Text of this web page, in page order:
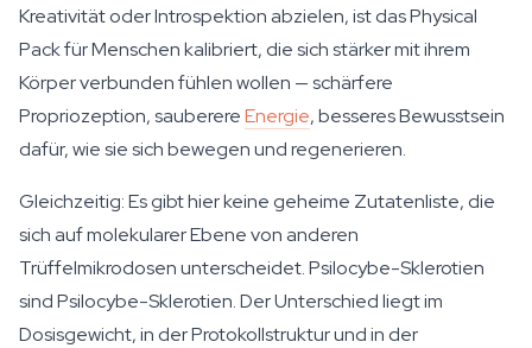
Kreativität oder Introspektion abzielen, ist das Physical
Pack für Menschen kalibriert, die sich stärker mit ihrem
Körper verbunden fühlen wollen — schärfere
Propriozeption, sauberereEnergie, besseres Bewusstsein
dafür, wie sie sich bewegen und regenerieren.
Gleichzeitig: Es gibt hier keine geheime Zutatenliste, die
sich auf molekularer Ebene von anderen
Trüffelmikrodosen unterscheidet. Psilocybe-Sklerotien
sind Psilocybe-Sklerotien. Der Unterschied liegt im
Dosisgewicht, in der Protokollstruktur und in der